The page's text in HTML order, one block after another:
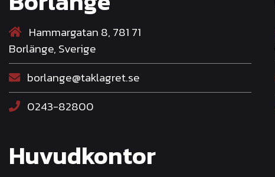
Hammargatan 8, 781 71
Borlänge, Sverige
borlange@taklagret.se
0243-82800
Huvudkontor